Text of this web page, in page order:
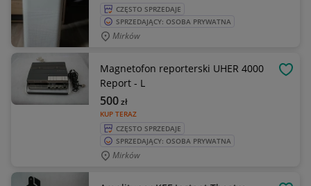
CZĘSTO SPRZEDAJE
SPRZEDAJĄCY: OSOBA PRYWATNA
Mirków
Magnetofon reporterski UHER 4000
Report - L
KUP TERAZ
500zł
CZĘSTO SPRZEDAJE
SPRZEDAJĄCY: OSOBA PRYWATNA
Mirków